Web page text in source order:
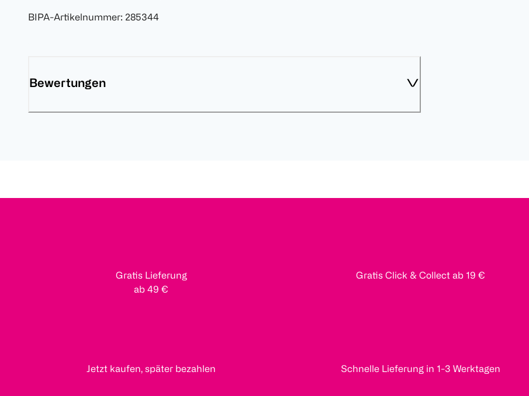
BIPA-Artikelnummer: 285344
Bewertungen
Gratis Lieferung
ab 49 €
Gratis Click & Collect ab 19 €
Jetzt kaufen, später bezahlen Schnelle Lieferung in 1-3 Werktagen